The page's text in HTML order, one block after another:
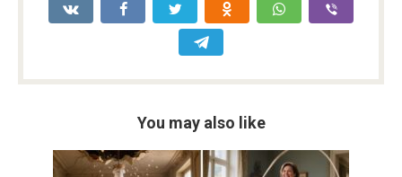
You may also like